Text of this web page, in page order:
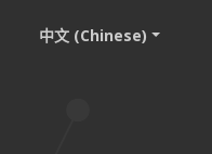
中文 (Chinese)